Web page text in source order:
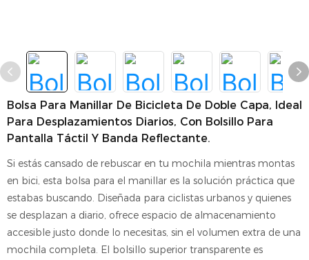
Bolsa Para Manillar De Bicicleta De Doble Capa, Ideal
Para Desplazamientos Diarios, Con Bolsillo Para
Pantalla Táctil Y Banda Reflectante.
Si estás cansado de rebuscar en tu mochila mientras montas
en bici, esta bolsa para el manillar es la solución práctica que
estabas buscando. Diseñada para ciclistas urbanos y quienes
se desplazan a diario, ofrece espacio de almacenamiento
accesible justo donde lo necesitas, sin el volumen extra de una
mochila completa. El bolsillo superior transparente es